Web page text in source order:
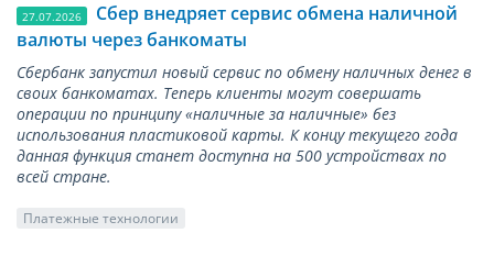
27.07.2026
Сбер внедряет сервис обмена наличной
валюты через банкоматы
Сбербанк запустил новый сервис по обмену наличных денег в
своих банкоматах. Теперь клиенты могут совершать
операции по принципу «наличные за наличные» без
использования пластиковой карты. К концу текущего года
данная функция станет доступна на 500 устройствах по
всей стране.
Платежные технологии